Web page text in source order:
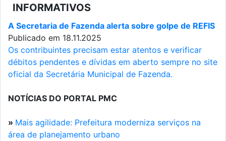
INFORMATIVOS
A Secretaria de Fazenda alerta sobre golpe de REFIS
Publicado em 18.11.2025
Os contribuintes precisam estar atentos e verificar
débitos pendentes e dívidas em aberto sempre no site
oficial da Secretária Municipal de Fazenda.
NOTÍCIAS DO PORTAL PMC
» Mais agilidade: Prefeitura moderniza serviços na
área de planejamento urbano